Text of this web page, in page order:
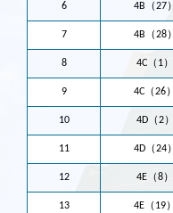
6 4B（27）
7 4B（28）
8 4C（1）
9 4C（26）
10 4D（2）
11 4D（24）
12 4E（8）
13 4E（19）